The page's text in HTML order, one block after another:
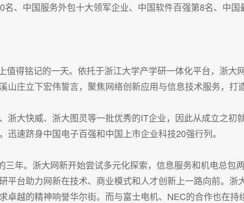
、中国服务外包十大领军企业、中国软件百强第8名、中
值得铭记的一天。依托于浙江大学产学研一体化平台，浙大
山庄立下宏伟誓言，聚焦网络创新应用与信息技术服务，打
浙大快威、浙大图灵等一批优秀的IT企业，因此从成立之初
迅速跻身中国电子百强和中国上市企业科技20强行列。
年。浙大网新开始尝试多元化探索，信息服务和机电总包
平台助力网新在技术、商业模式和人才创新上一路向前。浙
卓越的精神响誉华尔街。而与富士电机、NEC的合作也在持